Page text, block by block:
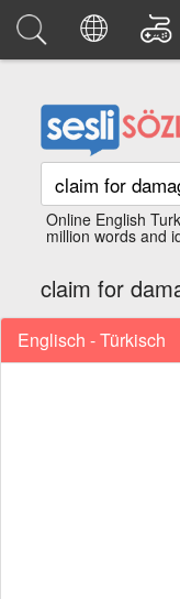
Online English
million words and
claim for
Englisch - Türkisch